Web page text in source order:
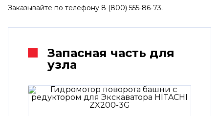
Заказывайте по телефону 8 (800) 555-86-73.
Запасная часть для
узла